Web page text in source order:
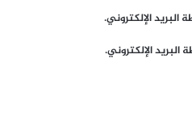
الإلكتروني.
الإلكتروني.